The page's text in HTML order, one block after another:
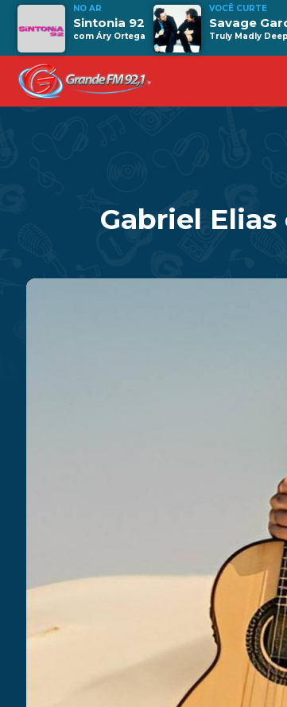
NO AR
Sintonia 92
com Áry Ortega
VOCÊ CURTE
Savage
Truly Madly
Gabriel